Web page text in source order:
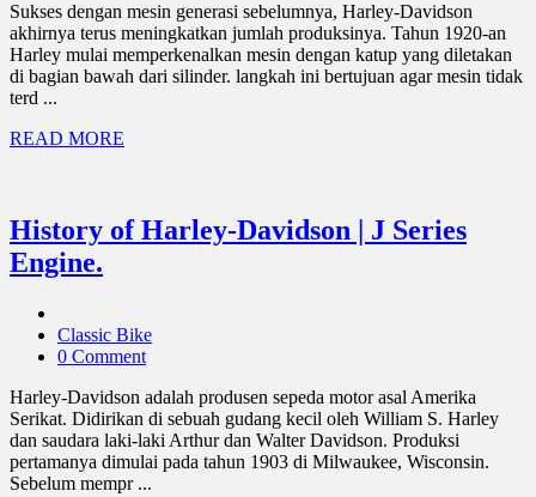
Sukses dengan mesin generasi sebelumnya, Harley-Davidson
akhirnya terus meningkatkan jumlah produksinya. Tahun 1920-an
Harley mulai memperkenalkan mesin dengan katup yang diletakan
di bagian bawah dari silinder. langkah ini bertujuan agar mesin tidak
terd ...
READ MORE
History of Harley-Davidson | J Series
Engine.
Classic Bike
0 Comment
Harley-Davidson adalah produsen sepeda motor asal Amerika
Serikat. Didirikan di sebuah gudang kecil oleh William S. Harley
dan saudara laki-laki Arthur dan Walter Davidson. Produksi
pertamanya dimulai pada tahun 1903 di Milwaukee, Wisconsin.
Sebelum mempr ...